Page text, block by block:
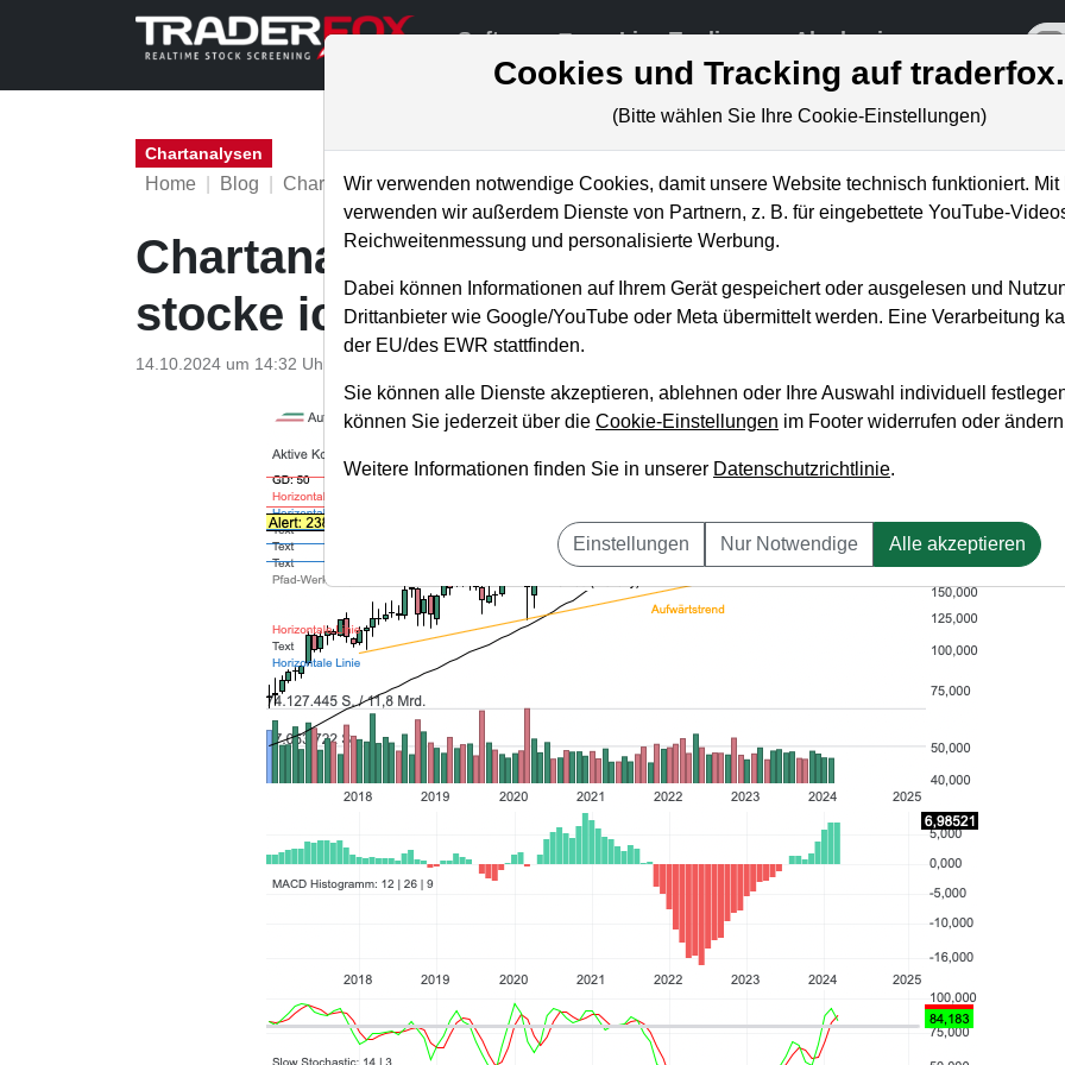
Software Live-Trading Akademie
Chartanalysen
Home Blog Chartanalysen
Chartanalyse Autodesk: In dieser Zone
stocke ich auf!
14.10.2024 um 14:32 Uhr
Cookies und Tracking auf
(Bitte wählen Sie Ihre Cookie-Einstellungen)
Wir verwenden notwendige Cookies, damit unsere Website technisch funktioniert.
verwenden wir außerdem Dienste von Partnern, z. B. für eingebettete YouTube-
Reichweitenmessung und personalisierte Werbung.
Dabei können Informationen auf Ihrem Gerät gespeichert oder ausgelesen und
Drittanbieter wie Google/YouTube oder Meta übermittelt werden. Eine Verarbeitung
der EU/des EWR stattfinden.
Sie können alle Dienste akzeptieren, ablehnen oder Ihre Auswahl individuell
können Sie jederzeit über die Cookie-Einstellungen im Footer widerrufen oder
Weitere Informationen finden Sie in unserer Datenschutzrichtlinie.
Einstellungen Nur Notwendige Alle akzeptieren